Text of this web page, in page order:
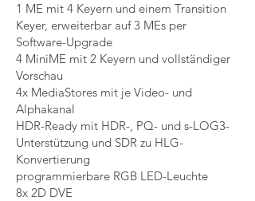
1 ME mit 4 Keyern und einem Transition
Keyer, erweiterbar auf 3 MEs per
Software-Upgrade
4 MiniME mit 2 Keyern und vollständiger
Vorschau
4x MediaStores mit je Video- und
Alphakanal
HDR-Ready mit HDR-, PQ- und s-LOG3-
Unterstützung und SDR zu HLG-
Konvertierung
programmierbare RGB LED-Leuchte
8x 2D DVE